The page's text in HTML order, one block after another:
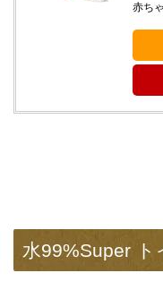
赤ち
水99%Super ト